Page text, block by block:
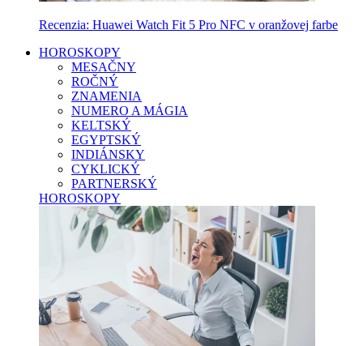
Recenzia: Huawei Watch Fit 5 Pro NFC v oranžovej farbe
HOROSKOPY
MESAČNY
ROČNÝ
ZNAMENIA
NUMERO A MÁGIA
KELTSKÝ
EGYPTSKÝ
INDIÁNSKY
CYKLICKÝ
PARTNERSKÝ
HOROSKOPY